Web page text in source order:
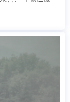
法”，创建了“误